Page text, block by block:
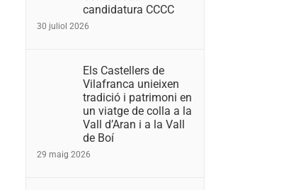
candidatura CCCC
30 juliol 2026
Els Castellers de
Vilafranca unieixen
tradició i patrimoni en
un viatge de colla a la
Vall d’Aran i a la Vall
de Boí
29 maig 2026